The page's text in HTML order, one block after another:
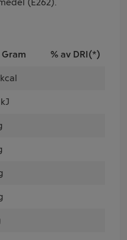
Gram % av DRI(*)